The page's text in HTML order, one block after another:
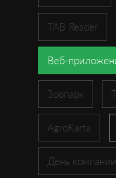
TAB Reader
Веб-
Зоопарк
AgroKarta
День компании